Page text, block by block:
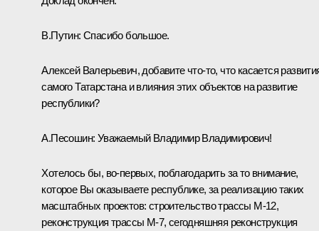
В.Путин: Спасибо большое.
Алексей Валерьевич, добавите что-то, что касается
самого Татарстана и влияния этих объектов на развитие
республики?
А.Песошин: Уважаемый Владимир Владимирович!
Хотелось бы, во-первых, поблагодарить за то внимание,
которое Вы оказываете республике, за реализацию таких
масштабных проектов: строительство трассы М-12,
реконструкция трассы М-7, сегодняшняя реконструкция